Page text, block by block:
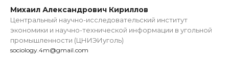
Михаил Александрович Кириллов
Центральный научно-исследовательский институт
экономики и научно-технической информации в угольной
промышленности (ЦНИЭИуголь)
sociology.4m@gmail.com